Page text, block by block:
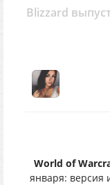
Blizzard
World of
января: версия